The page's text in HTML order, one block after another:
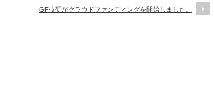
GF技研がクラウドファンディングを開始しました。